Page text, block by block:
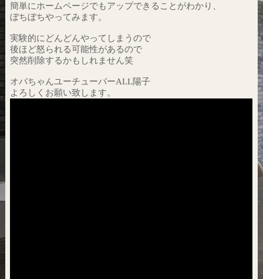
簡単にホームページでもアップできることがわかり、
ぼちぼちやってみます。
実験的にどんどんやってしまうので
後ほど怒られる可能性があるので
突然削除するかもしれません笑
オバちゃんユーチューバーALL陽子
よろしくお願い致します。